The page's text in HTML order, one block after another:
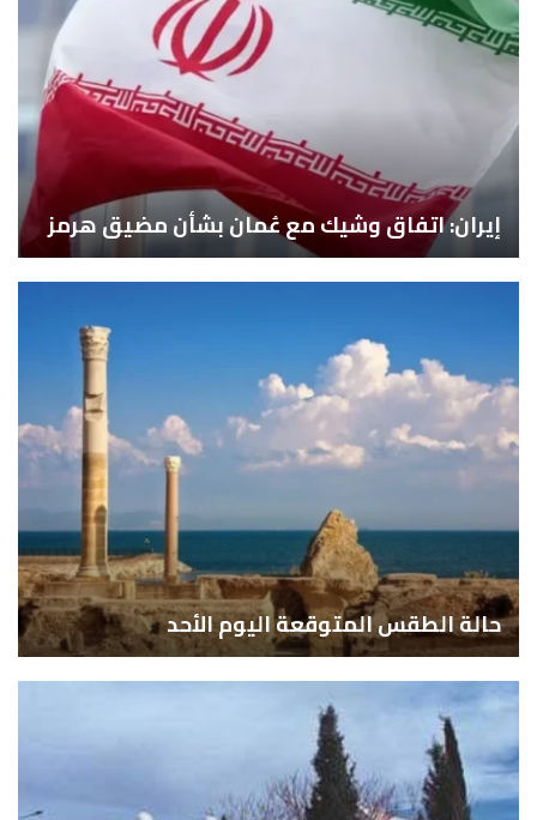
إيران: اتفاق وشيك مع عُمان بشأن مضيق هرمز
حالة الطقس المتوقعة اليوم الأحد